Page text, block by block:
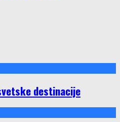
destinacije